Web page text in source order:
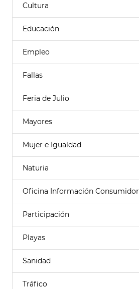
Cultura
Educación
Empleo
Fallas
Feria de Julio
Mayores
Mujer e Igualdad
Naturia
Oficina Información Consumidor
Participación
Playas
Sanidad
Tráfico